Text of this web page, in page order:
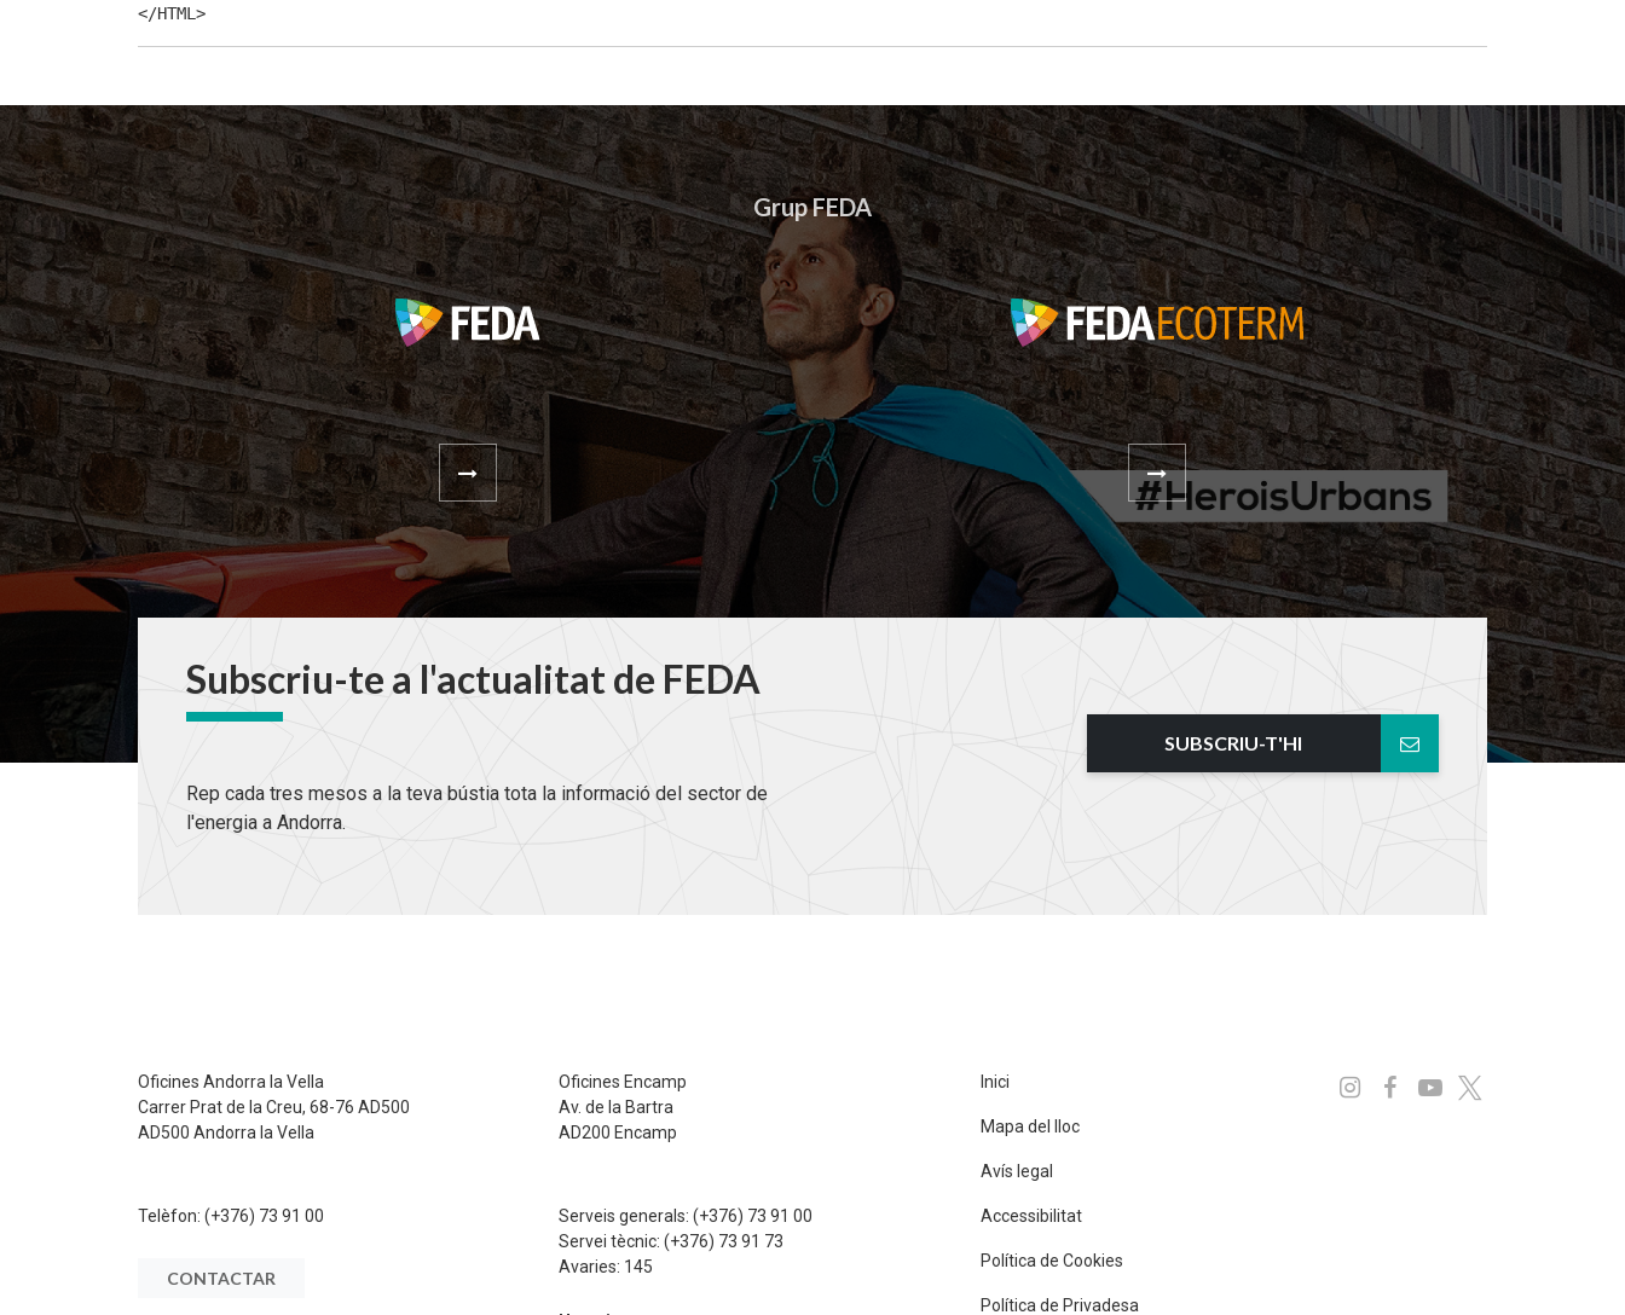
Grup FEDA
Subscriu-te a l'actualitat de FEDA
Rep cada tres mesos a la teva bústia tota la informació del sector de
l'energia a Andorra.
SUBSCRIU-T'HI
Oficines Andorra la Vella
Carrer Prat de la Creu, 68-76 AD500
AD500 Andorra la Vella
Telèfon: (+376) 73 91 00
CONTACTAR
Oficines Encamp
Av. de la Bartra
AD200 Encamp
Serveis generals:(+376) 73 91 00
Servei tècnic:(+376) 73 91 73
Avaries: 145
Inici
Mapa del lloc
Avís legal
Accessibilitat
Política de Cookies
Política de Privadesa
Instagram
Facebook
Youtube